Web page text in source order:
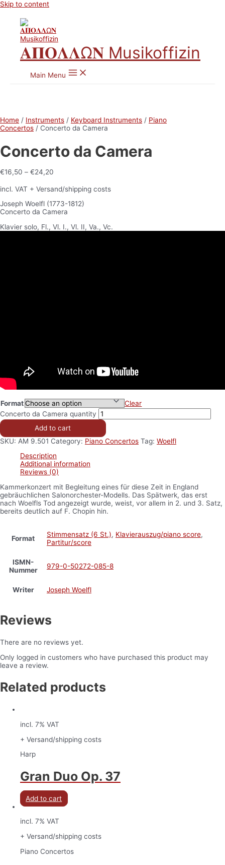
Skip to content
𝚨𝚷𝚶𝚲𝚲Ω𝚴 Musikoffizin
Main Menu
Home / Instruments / Keyboard Instruments / Piano
Concertos / Concerto da Camera
Concerto da Camera
€16,50 – €24,20
incl. VAT + Versand/shipping costs
Joseph Woelfl (1773-1812)
Concerto da Camera
Klavier solo, Fl., Vl. I., Vl. II, Va., Vc.
Format
Clear
Concerto da Camera quantity
Add to cart
SKU: AM 9.501 Category: Piano Concertos Tag: Woelfl
Description
Additional information
Reviews (0)
Kammerkonzert mit Begleitung eines für diese Zeit in England
gebräuchlichen Salonorchester-Modells. Das Spätwerk, das erst
nach Woelfls Tod angezeigt wurde, weist, vor allem in 2. und 3. Satz,
bereits deutlich auf F. Chopin hin.
Format Stimmensatz (6 St.), Klavierauszug/piano score,
Partitur/score
ISMN-
Nummer
979-0-50272-085-8
Writer Joseph Woelfl
Reviews
There are no reviews yet.
Only logged in customers who have purchased this product may
leave a review.
Related products
incl. 7% VAT
+ Versand/shipping costs
Harp
Gran Duo Op. 37
Add to cart
incl. 7% VAT
+ Versand/shipping costs
Piano Concertos